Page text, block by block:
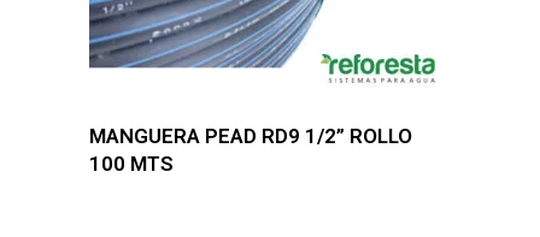
MANGUERA PEAD RD9 1/2” ROLLO
100 MTS